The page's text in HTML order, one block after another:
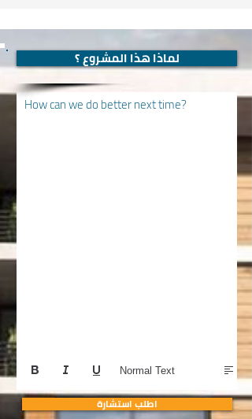
How can we do better next time?
Normal Text
لماذا هذا المشروع ؟
اطلب استشارة